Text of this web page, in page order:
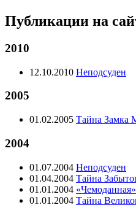
Публикации на
2010
12.10.2010 Неподсуден
2005
01.02.2005 Тайна Замка
2004
01.07.2004 Неподсуден
01.04.2004 Тайна
01.01.2004
01.01.2004 Тайна